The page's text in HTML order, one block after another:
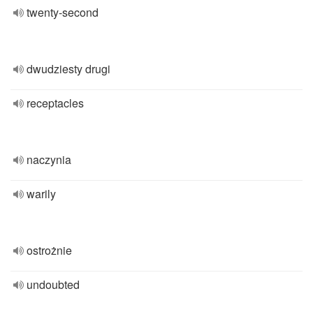
twenty-second
dwudziesty drugi
receptacles
naczynia
warily
ostrożnie
undoubted